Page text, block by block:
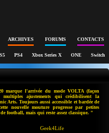
ARCHIVES FORUMS CONTACTS
PS4 Xbox Series X ONE Switch
marque l'arrivée du mode VOLTA (façon
ajustements qui crédibilisent la
Arts. Toujours aussi accessible et bardée de
nouvelle mouture progresse par petites
football, mais qui reste assez classique. "
Geek4Life